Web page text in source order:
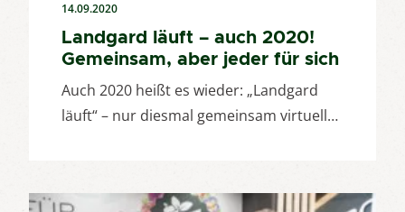
14.09.2020
Landgard läuft – auch 2020!
Gemeinsam, aber jeder für sich
Auch 2020 heißt es wieder: „Landgard
läuft“ – nur diesmal gemeinsam virtuell…